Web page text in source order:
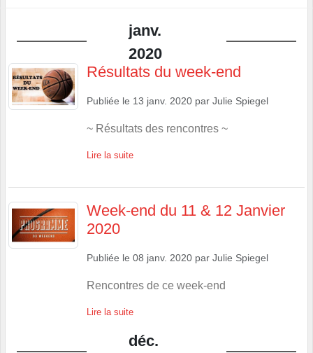
janv.
2020
Résultats du week-end
Publiée le 13 janv. 2020 par Julie Spiegel
~ Résultats des rencontres ~
Lire la suite
Week-end du 11 & 12 Janvier
2020
Publiée le 08 janv. 2020 par Julie Spiegel
Rencontres de ce week-end
Lire la suite
déc.